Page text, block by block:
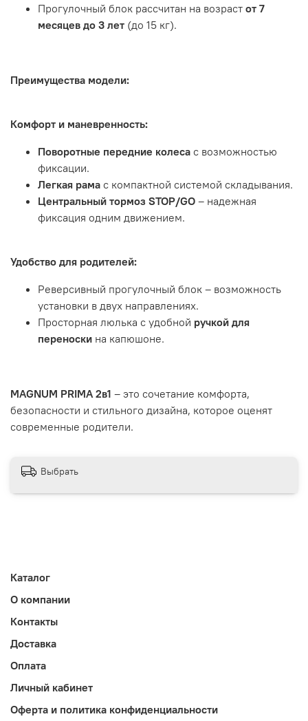
Прогулочный блок рассчитан на возраст от 7
месяцев до 3 лет (до 15 кг).
Преимущества модели:
Комфорт и маневренность:
Поворотные передние колеса с возможностью
фиксации.
Легкая рама с компактной системой складывания.
Центральный тормоз STOP/GO – надежная
фиксация одним движением.
Удобство для родителей:
Реверсивный прогулочный блок – возможность
установки в двух направлениях.
Просторная люлька с удобной ручкой для
переноски на капюшоне.
MAGNUM PRIMA 2в1 – это сочетание комфорта,
безопасности и стильного дизайна, которое оценят
современные родители.
Выбрать
Каталог
О компании
Контакты
Доставка
Оплата
Личный кабинет
Оферта и политика конфиденциальности